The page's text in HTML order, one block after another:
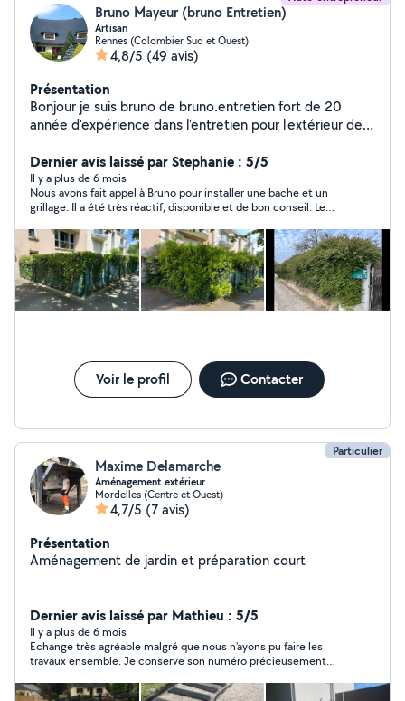
Bruno Mayeur (bruno Entretien)
Artisan
Rennes (Colombier Sud et Ouest)
4,8/5 (49 avis)
Présentation
Bonjour je suis bruno de bruno.entretien fort de 20
année d'expérience dans l'entretien pour l'extérieur de
adaptés pour des intervention simple et rapide en toute
sécurité Vous pouvez me contacter je serai ravi
d'intervenir chez vous cordialement Bruno de Bruno
Entretien
Dernier avis laissé par Stephanie : 5/5
Il y a plus de 6 mois
Nous avons fait appel à Bruno pour installer une bache et un
grillage. Il a été très réactif, disponible et de bon conseil. Le
Bruno pour son sérieux et sa sympathie.
Voir le profil Contacter
Particulier
Maxime Delamarche
Aménagement extérieur
Mordelles (Centre et Ouest)
4,7/5 (7 avis)
Présentation
Aménagement de jardin et préparation court
Dernier avis laissé par Mathieu : 5/5
Il y a plus de 6 mois
Echange très agréable malgré que nous n'ayons pu faire les
travaux ensemble. Je conserve son numéro précieusement